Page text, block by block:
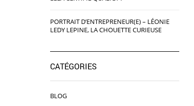
PORTRAIT D’ENTREPRENEUR(E) – LÉONIE
LEDY LEPINE, LA CHOUETTE CURIEUSE
CATÉGORIES
BLOG